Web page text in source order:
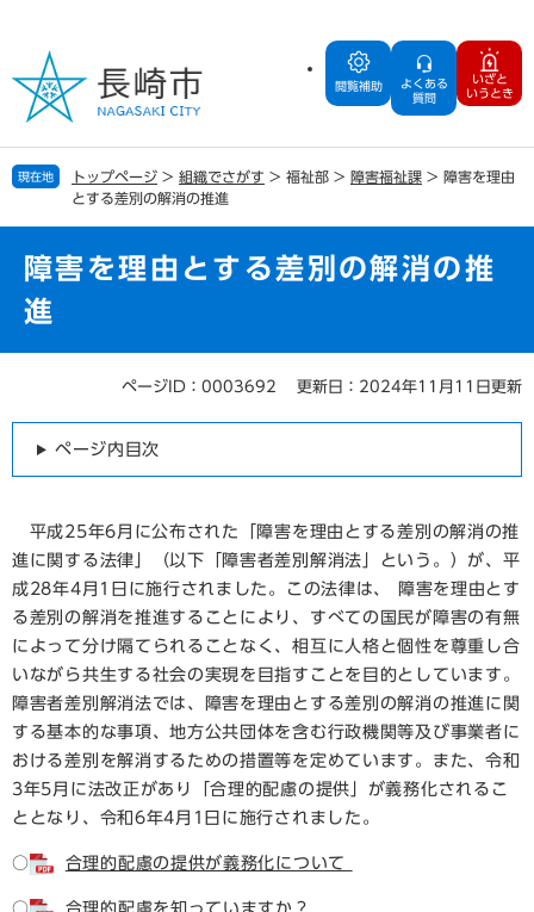
の
で
す
ー
ば
し
閲覧補助
よくある
質問
いざと
いうとき
現在地 トップページ > 組織でさがす > 福祉部 > 障害福祉課 > 障害を理由
とする差別の解消の推進
障害を理由とする差別の解消の推
進
ページID：0003692 更新日：2024年11月11日更新
ページ内目次
平成25年6月に公布された「障害を理由とする差別の解消の推
進に関する法律」（以下「障害者差別解消法」という。）が、平
成28年4月1日に施行されました。この法律は、 障害を理由とす
る差別の解消を推進することにより、すべての国民が障害の有無
によって分け隔てられることなく、相互に人格と個性を尊重し合
いながら共生する社会の実現を目指すことを目的としています。
障害者差別解消法では、障害を理由とする差別の解消の推進に関
する基本的な事項、地方公共団体を含む行政機関等及び事業者に
おける差別を解消するための措置等を定めています。また、令和
3年5月に法改正があり「合理的配慮の提供」が義務化されるこ
ととなり、令和6年4月1日に施行されました。
○ 合理的配慮の提供が義務化について
○ 合理的配慮を知っていますか？